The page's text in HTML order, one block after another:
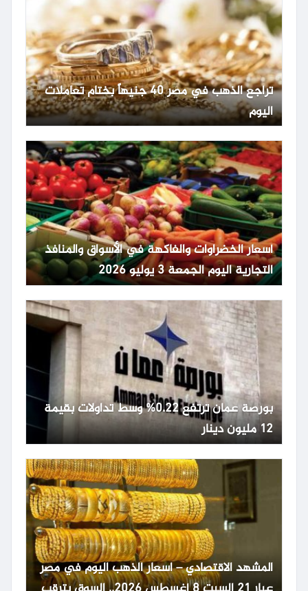
تراجع الذهب في مصر 40 جنيهاً بختام تعاملات
اليوم
أسعار الخضراوات والفاكهة في الأسواق والمنافذ
التجارية اليوم الجمعة 3 يوليو 2026
بورصة عمان ترتفع 0.22% وسط تداولات بقيمة
12 مليون دينار
المشهد الاقتصادي – اسعار الذهب اليوم في مصر